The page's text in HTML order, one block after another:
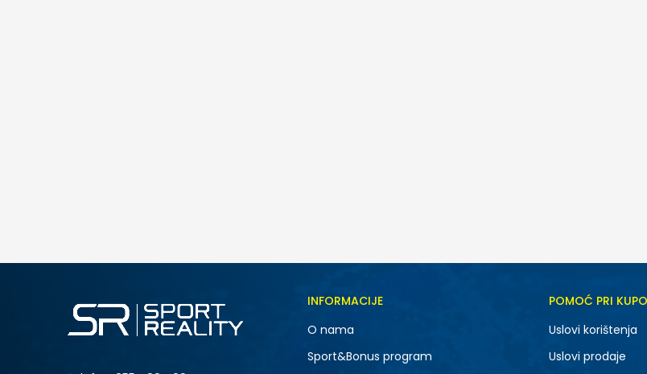
INFORMACIJE
O nama
Sport&Bonus program
POMOĆ PRI
Uslovi korištenja
Uslovi prodaje